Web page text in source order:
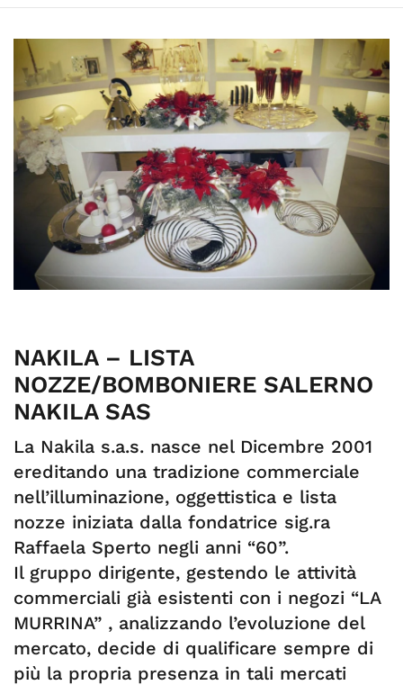
NAKILA – LISTA
NOZZE/BOMBONIERE SALERNO
NAKILA SAS
La Nakila s.a.s. nasce nel Dicembre 2001
ereditando una tradizione commerciale
nell’illuminazione, oggettistica e lista
nozze iniziata dalla fondatrice sig.ra
Raffaela Sperto negli anni “60”.
Il gruppo dirigente, gestendo le attività
commerciali già esistenti con i negozi “LA
MURRINA” , analizzando l’evoluzione del
mercato, decide di qualificare sempre di
più la propria presenza in tali mercati